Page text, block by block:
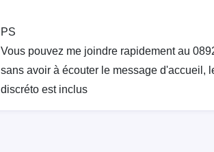
PS
Vous pouvez me joindre rapidement au
sans avoir à écouter le message d'accueil,
discréto est inclus